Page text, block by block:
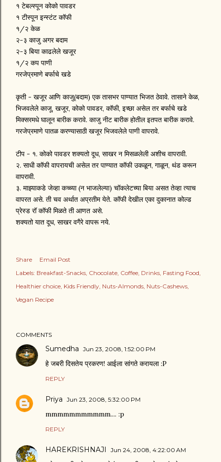
१ टेबल्स्पून कोको पावडर
१ टीस्पून इन्स्टंट कॉफी
१/२ केळ
२-३ काजु अगर बदाम
२-३ बिया काढलेले खजूर
१/२ कप पाणी
गरजेप्रमाणे बर्फाचे खडे
कृती - खजूर आणि काजु(बदाम) एक तासभर पाण्यात भिजत ठेवावे. तासाने केळ,
भिजवलेले काजू, खजूर, कोको पावडर, कॉफी, इच्छा असेल तर बर्फाचे खडे
मिक्सरमधे घालून बारीक करावे. काजु नीट बारीक होतील इतपत बारीक करावे.
गरजेप्रमाणे पातळ करण्यासाठी खजूर भिजवलेले पाणी वापरावे.
टीप - १. कोको पावडर शक्यतो दूध, साखर न मिसळलेली अशीच वापरावी.
२. साधी कॉफी वापरायची असेल तर पाण्यात कॉफी उकळून, गाळून, थंड करून
वापरावी.
३. माझ्याकडे जेव्हा कच्च्या (न भाजलेल्या) चॉकलेटच्या बिया असत तेव्हा त्याच
वापरत असे. ती चव अर्थात अप्रतीम येते. कॉफी देखील एका दुकानात कोल्ड
प्रेस्ड रॉ कॉफी मिळते ती आणत असे.
शक्यतो यात दूध, साखर वगैरे वापरू नये.
Share
Email Post
Labels: Breakfast-Snacks Chocolate Coffee Drinks Fasting Food
Healthier choice Kids Friendly Nuts-Almonds Nuts-Cashews
Vegan Recipe
COMMENTS
Sumedha Jun 23, 2008, 1:52:00 PM
हे जबरी दिसतेय प्रकरण! आईला सांगते करायला :P
REPLY
Priya Jun 23, 2008, 5:32:00 PM
mmmmmmmmmmm.... :p
REPLY
HAREKRISHNAJI Jun 24, 2008, 4:22:00 AM